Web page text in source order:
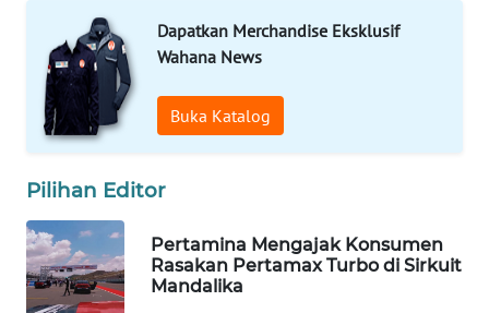
Dapatkan Merchandise Eksklusif
Wahana News
Buka Katalog
Pilihan Editor
Pertamina Mengajak Konsumen
Rasakan Pertamax Turbo di Sirkuit
Mandalika
WAHANANEWS
ID
WAHANANEWS
CO ID
WAHANANEWS
NET
WAHANA
SPORT